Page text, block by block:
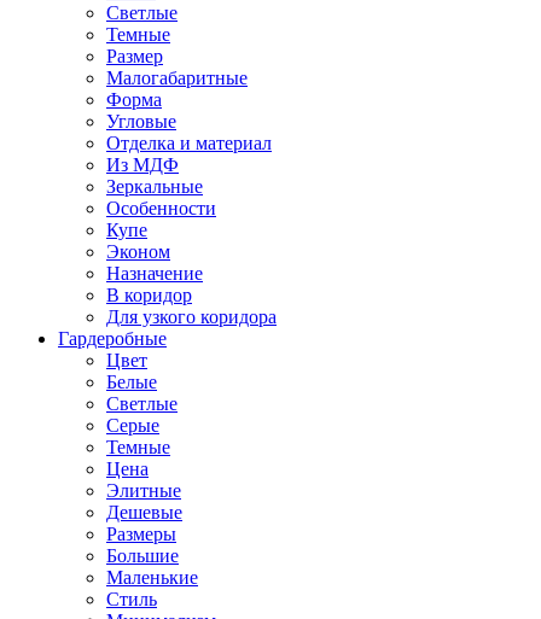
Светлые
Темные
Размер
Малогабаритные
Форма
Угловые
Отделка и материал
Из МДФ
Зеркальные
Особенности
Купе
Эконом
Назначение
В коридор
Для узкого коридора
Гардеробные
Цвет
Белые
Светлые
Серые
Темные
Цена
Элитные
Дешевые
Размеры
Большие
Маленькие
Стиль